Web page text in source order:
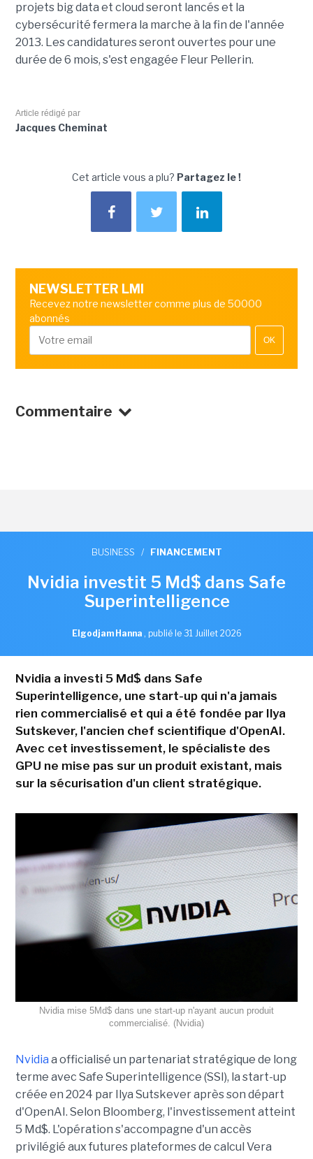
projets big data et cloud seront lancés et la
cybersécurité fermera la marche à la fin de l'année
2013. Les candidatures seront ouvertes pour une
durée de 6 mois, s'est engagée Fleur Pellerin.
Article rédigé par
Jacques Cheminat
Cet article vous a plu? Partagez le !
NEWSLETTER LMI
Recevez notre newsletter comme plus de 50000
abonnés
OK
Commentaire
BUSINESS / FINANCEMENT
Nvidia investit 5 Md$ dans Safe
Superintelligence
Elgodjam Hanna , publié le 31 Juillet 2026
Nvidia a investi 5 Md$ dans Safe
Superintelligence, une start-up qui n'a jamais
rien commercialisé et qui a été fondée par Ilya
Sutskever, l'ancien chef scientifique d'OpenAI.
Avec cet investissement, le spécialiste des
GPU ne mise pas sur un produit existant, mais
sur la sécurisation d'un client stratégique.
Nvidia mise 5Md$ dans une start-up n'ayant aucun produit
commercialisé. (Nvidia)
Nvidia a officialisé un partenariat stratégique de long
terme avec Safe Superintelligence (SSI), la start-up
créée en 2024 par Ilya Sutskever après son départ
d'OpenAI. Selon Bloomberg, l'investissement atteint
5 Md$. L'opération s'accompagne d'un accès
privilégié aux futures plateformes de calcul Vera